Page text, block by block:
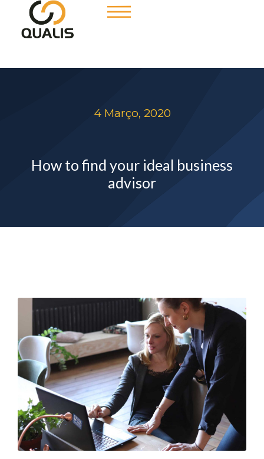
4 Março, 2020
How to find your ideal business
advisor